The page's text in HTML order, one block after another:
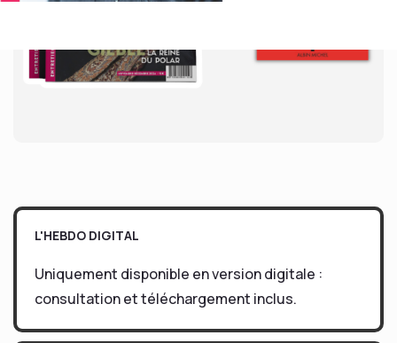
L'HEBDO DIGITAL
Uniquement disponible en version digitale :
consultation et téléchargement inclus.